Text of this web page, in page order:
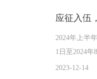
应征入伍
2024年上半
1日至2024
2023-12-14